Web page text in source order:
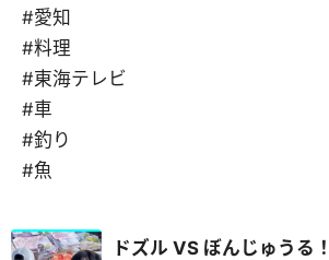
#愛知
#料理
#東海テレビ
#車
#釣り
#魚
ドズル VS ぼんじゅうる